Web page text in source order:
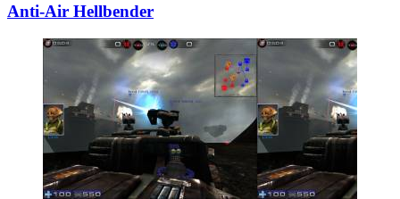
Anti-Air Hellben­der